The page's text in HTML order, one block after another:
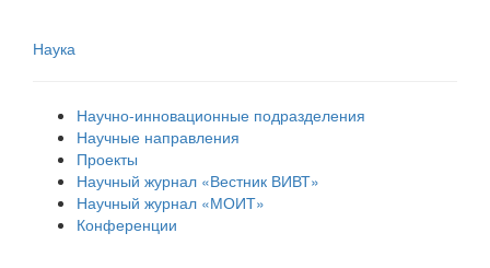
Наука
Научно-инновационные подразделения
Научные направления
Проекты
Научный журнал «Вестник ВИВТ»
Научный журнал «МОИТ»
Конференции